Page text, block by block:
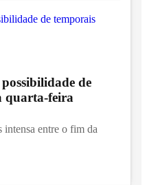
de
quarta-feira
intensa entre o fim da